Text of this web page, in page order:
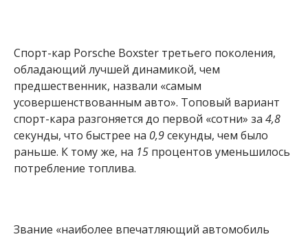
Спорт-кар Porsche Boxster третьего поколения,
обладающий лучшей динамикой, чем
предшественник, назвали «самым
усовершенствованным авто». Топовый вариант
спорт-кара разгоняется до первой «сотни» за 4,8
секунды, что быстрее на 0,9секунды, чем было
раньше. К тому же, на 15 процентов уменьшилось
потребление топлива.
Звание «наиболее впечатляющий автомобиль